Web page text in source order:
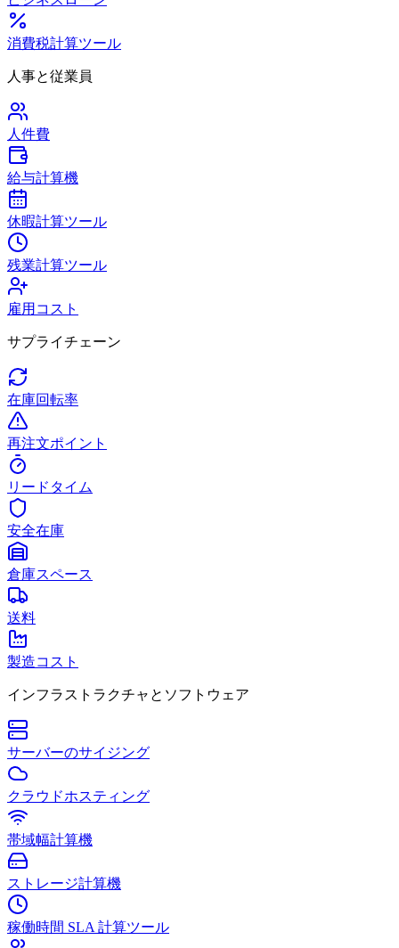
消費税計算ツール
人事と従業員
人件費
給与計算機
休暇計算ツール
残業計算ツール
雇用コスト
サプライチェーン
在庫回転率
再注文ポイント
リードタイム
安全在庫
倉庫スペース
送料
製造コスト
インフラストラクチャとソフトウェア
サーバーのサイジング
クラウドホスティング
帯域幅計算機
ストレージ計算機
稼働時間 SLA 計算ツール